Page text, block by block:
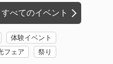
べてのイベント
体験イベント
フェア
祭り